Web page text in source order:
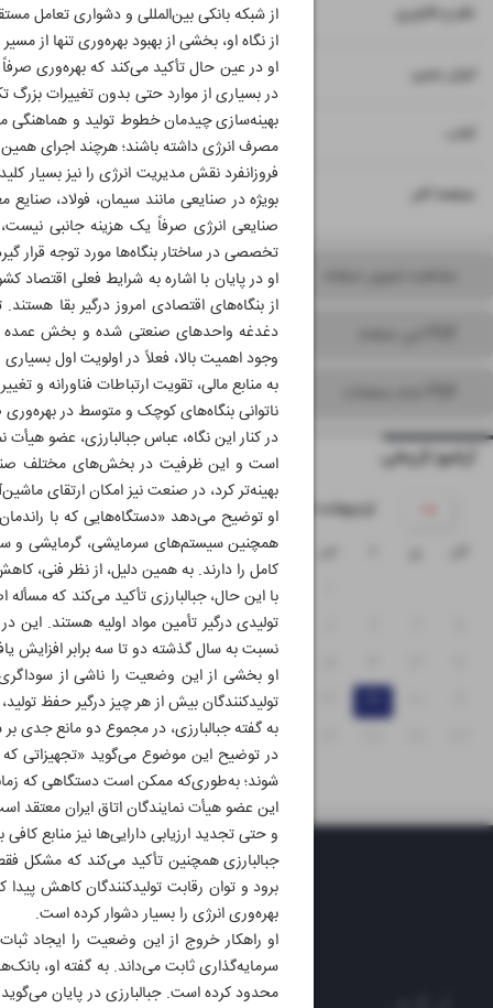
از شبکه بانکی بین‌المللی و دشواری تعامل
از نگاه او، بخشی از بهبود بهره‌وری تنها از
او در عین حال تأکید می‌کند که بهره‌وری
در بسیاری از موارد حتی بدون تغییرات بزرگ
بهینه‌سازی چیدمان خطوط تولید و هماهنگی
مصرف انرژی داشته باشند؛ هرچند اجرای
فروزانفرد نقش مدیریت انرژی را نیز
بویژه در صنایعی مانند سیمان، فولاد،
صنایعی انرژی صرفاً یک هزینه جانبی
تخصصی در ساختار بنگاه‌ها مورد توجه قرار
او در پایان با اشاره به شرایط فعلی
از بنگاه‌های اقتصادی امروز درگیر بقا
دغدغه واحدهای صنعتی شده و بخش عمده
وجود اهمیت بالا، فعلاً در اولویت اول
به منابع مالی، تقویت ارتباطات فناورانه و
ناتوانی بنگاه‌های کوچک و متوسط در
در کنار این نگاه، عباس جبالبارزی، عضو
است و این ظرفیت در بخش‌های مختلف
بهینه‌تر کرد، در صنعت نیز امکان ارتقای
او توضیح می‌دهد «دستگاه‌هایی که با
همچنین سیستم‌های سرمایشی، گرمایشی و
کامل را دارند. به همین دلیل، از نظر فنی،
با این حال، جبالبارزی تأکید می‌کند که
تولیدی درگیر تأمین مواد اولیه هستند.
نسبت به سال گذشته دو تا سه برابر افزایش
او بخشی از این وضعیت را ناشی از
تولیدکنندگان بیش از هر چیز درگیر حفظ
به گفته جبالبارزی، در مجموع دو مانع جدی
در توضیح این موضوع می‌گوید «تجهیزاتی که
شوند؛ به‌طوری‌که ممکن است دستگاهی که
این عضو هیأت نمایندگان اتاق ایران معتقد
و حتی تجدید ارزیابی دارایی‌ها نیز منابع
جبالبارزی همچنین تأکید می‌کند که مشکل
برود و توان رقابت تولیدکنندگان کاهش
بهره‌وری انرژی را بسیار دشوار کرده است.
او راهکار خروج از این وضعیت را ایجاد
سرمایه‌گذاری ثابت می‌داند. به گفته او،
محدود کرده است. جبالبارزی در پایان
علم و فناوری ۱۳
ایران زمین ۱۴
کتاب ۱۵
صفحه آخر ۱۶
آرشیو تاریخی
۱۴۰۵ اردیبهشت
پ ج
۳
۴
۱۰
۱۱
۱۶ ۱۷
۱۸
۲۳ ۲۴
۲۵
۳۰ ۳۱